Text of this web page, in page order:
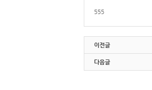
555
이전글
다음글